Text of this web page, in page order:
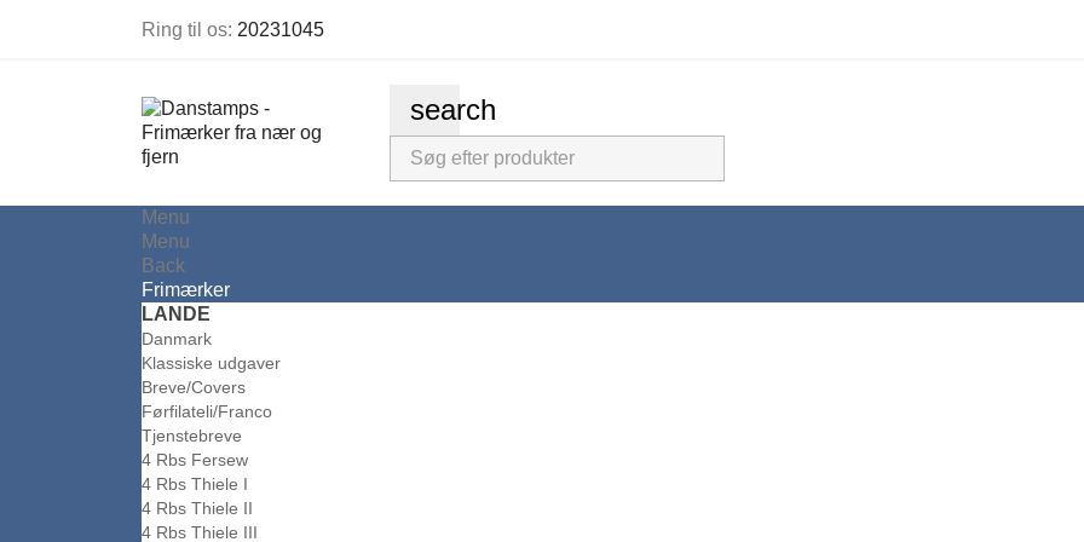
Ring til os: 20231045
search
Menu
Menu
Back
Frimærker
LANDE
Danmark
Klassiske udgaver
Breve/Covers
Førfilateli/Franco
Tjenstebreve
4 Rbs Fersew
4 Rbs Thiele I
4 Rbs Thiele II
4 Rbs Thiele III